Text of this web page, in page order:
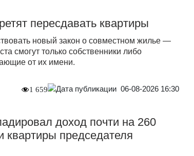
пересдавать квартиры
новый закон о совместном жилье —
смогут только собственники либо
от их имени.
1 659 06-08-2026 16:30
доход почти на 260
председателя